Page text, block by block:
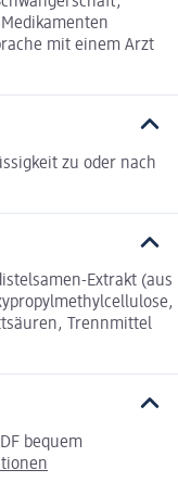
mit einem Arzt
zu oder nach
Extrakt (aus
Trennmittel
bequem